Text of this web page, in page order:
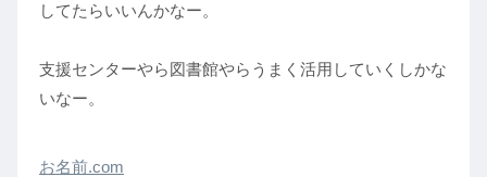
してたらいいんかなー。
支援センターやら図書館やらうまく活用していくしかな
いなー。
お名前.com